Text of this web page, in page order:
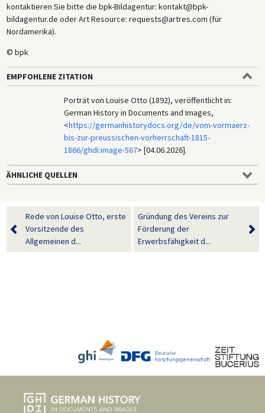
kontaktieren Sie bitte die bpk-Bildagentur: kontakt@bpk-
bildagentur.de oder Art Resource: requests@artres.com (für
Nordamerika).
© bpk
EMPFOHLENE ZITATION
Porträt von Louise Otto (1892), veröffentlicht in:
German History in Documents and Images,
<https://germanhistorydocs.org/de/vom-vormaerz-
bis-zur-preussischen-vorherrschaft-1815-
1866/ghdi:image-567> [04.06.2026].
ÄHNLICHE QUELLEN
Rede von Louise Otto, erste
Vorsitzende des
Allgemeinen d...
Gründung des Vereins zur
Förderung der
Erwerbsfähigkeit d...